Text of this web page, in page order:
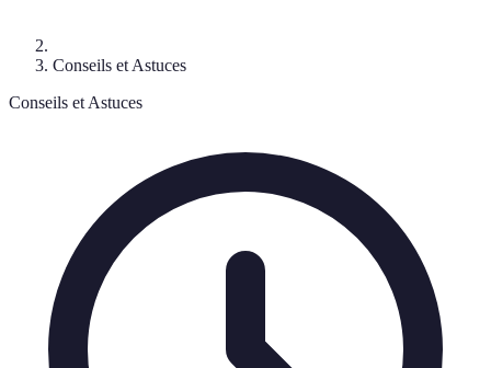
Conseils et Astuces
Conseils et Astuces